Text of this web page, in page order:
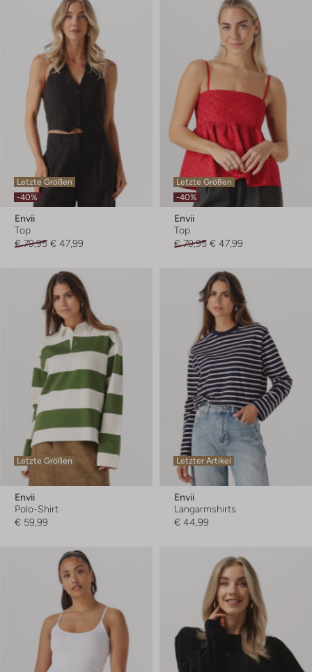
Letzte Größen
-40%
Envii
Top
€ 79,95 € 47,99
Letzte Größen
-40%
Envii
Top
€ 79,95 € 47,99
Letzte Größen
Envii
Polo-Shirt
€ 59,99
Letzter Artikel
Envii
Langarmshirts
€ 44,99